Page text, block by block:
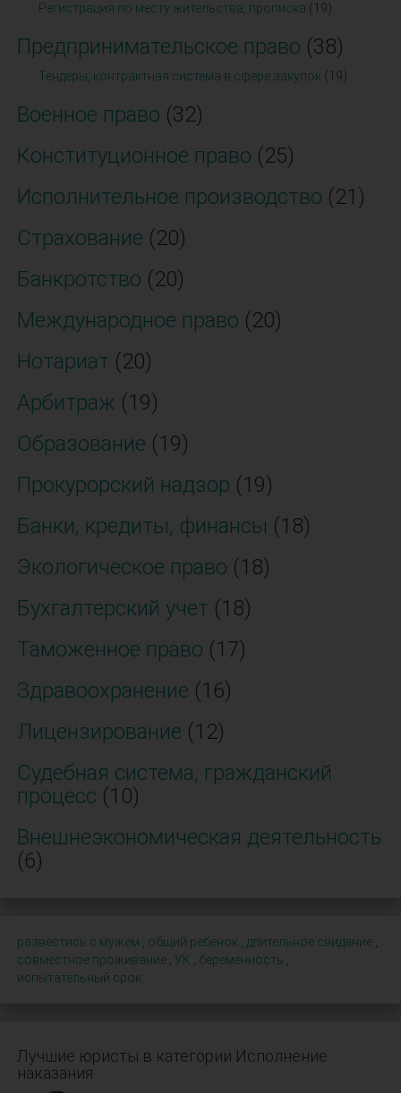
Регистрация по месту жительства, прописка (19)
Предпринимательское право (38)
Тендеры, контрактная система в сфере закупок (19)
Военное право (32)
Конституционное право (25)
Исполнительное производство (21)
Страхование (20)
Банкротство (20)
Международное право (20)
Нотариат (20)
Арбитраж (19)
Образование (19)
Прокурорский надзор (19)
Банки, кредиты, финансы (18)
Экологическое право (18)
Бухгалтерский учет (18)
Таможенное право (17)
Здравоохранение (16)
Лицензирование (12)
Судебная система, гражданский
процесс (10)
Внешнеэкономическая деятельность
(6)
развестись с мужем общий ребёнок длительное свидание
совместное проживание
УК беременность
испытательный срок
Лучшие юристы в категории Исполнение
наказания